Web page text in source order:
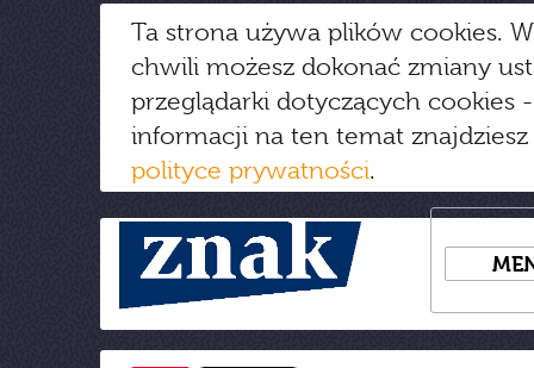
Ta strona używa plików cookies.
chwili możesz dokonać zmiany
przeglądarki dotyczących cookies
informacji na ten temat
polityce prywatności.